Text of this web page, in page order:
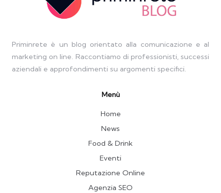
Priminrete è un blog orientato alla comunicazione e al
marketing on line. Raccontiamo di professionisti, successi
aziendali e approfondimenti su argomenti specifici.
Menù
Home
News
Food & Drink
Eventi
Reputazione Online
Agenzia SEO